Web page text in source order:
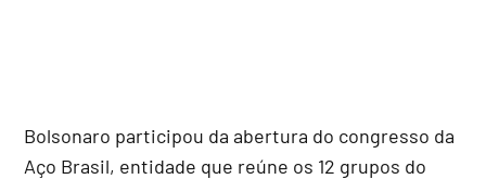
Bolsonaro participou da abertura do congresso da
Aço Brasil, entidade que reúne os 12 grupos do